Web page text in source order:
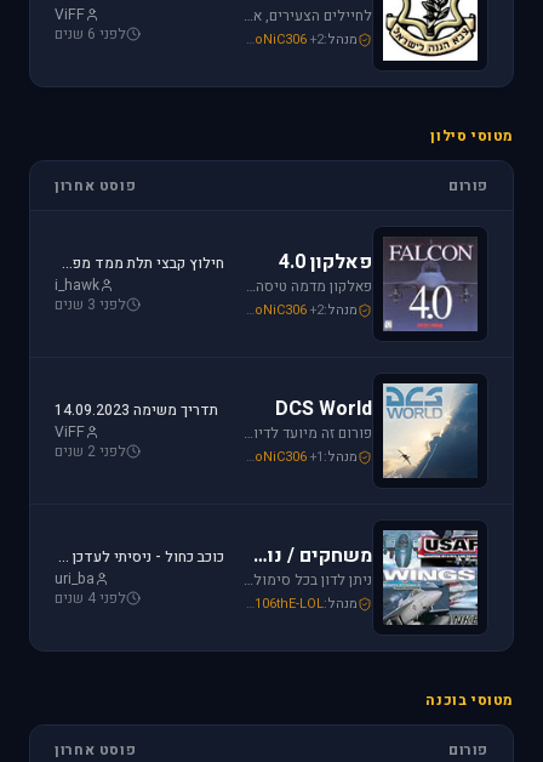
לחיילים הצעירים, אלו שעומדים ללבוש מדי זית ואלה שעדין קמים בבוקר לבית ספר, את כל הפרטים אודות הגיוס תמצאו כאן.
מנהל: loven SoNiC306+2
ViFF
לפני 6 שנים
מטוסי סילון
פורום פוסט אחרון
פאלקון 4.0
פאלקון מדמה טיסה בצורה ריאליסטית ומתקדמת במטוס ה-F-16. מתקשים? זקוקים לעזרה? רוצים לשתף תמונה או וידיאו מהטיסה שלכם ב- Falcon זהו הפורום המתאים.
מנהל: i_hawk SoNiC306+2
חילוץ קבצי תלת ממד מפאלקון
i_hawk
לפני 3 שנים
DCS World
פורום זה מיועד לדיון בסדרת הסימולטורים Digital Combat Simulator וכן בסדרת Lock On Modern Air Combat. מחפשים תמיכה? או סתם רוצים לשתף מידע ותמונות זהו המקום הנכון.
מנהל: SoNiC306+1
תדריך משימה 14.09.2023
ViFF
לפני 2 שנים
משחקים / נוסטלגיה
ניתן לדון בכל סימולטור טיסה או משחקים שאינם בגדר סימולטורים אשר אין להם פורום נפרד ובסימולטורים נוסטלגיים כגון: אף-15, אף-18, חיל האויר האמריקני, כוכב כחול - "חיל האויר הישראלי" וסטרייק פייטרס.
מנהל: Mike_69th ,106thE-LOL
כוכב כחול - ניסיתי לעדכן את לגירסה 1.1 וקיבלתי הודעת שגיאה.
uri_ba
לפני 4 שנים
מטוסי בוכנה
פורום פוסט אחרון